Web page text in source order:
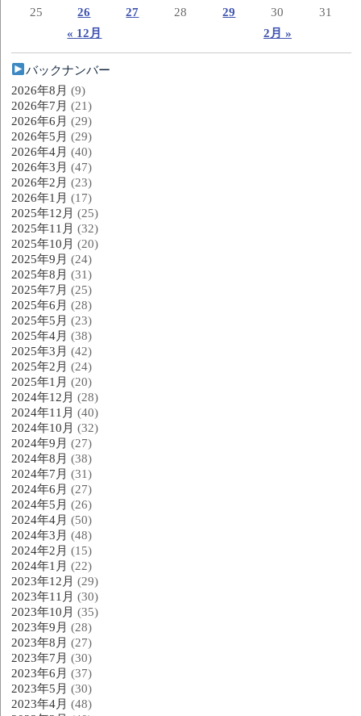
« 12月 2月 »
25
26 27 28 29 30 31
バックナンバー
2026年8月 (9)
2026年7月 (21)
2026年6月 (29)
2026年5月 (29)
2026年4月 (40)
2026年3月 (47)
2026年2月 (23)
2026年1月 (17)
2025年12月 (25)
2025年11月 (32)
2025年10月 (20)
2025年9月 (24)
2025年8月 (31)
2025年7月 (25)
2025年6月 (28)
2025年5月 (23)
2025年4月 (38)
2025年3月 (42)
2025年2月 (24)
2025年1月 (20)
2024年12月 (28)
2024年11月 (40)
2024年10月 (32)
2024年9月 (27)
2024年8月 (38)
2024年7月 (31)
2024年6月 (27)
2024年5月 (26)
2024年4月 (50)
2024年3月 (48)
2024年2月 (15)
2024年1月 (22)
2023年12月 (29)
2023年11月 (30)
2023年10月 (35)
2023年9月 (28)
2023年8月 (27)
2023年7月 (30)
2023年6月 (37)
2023年5月 (30)
2023年4月 (48)